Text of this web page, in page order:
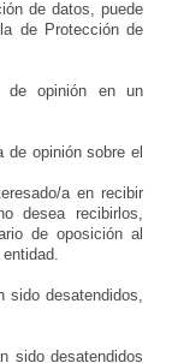
de datos, puede
de Protección de
de opinión en un
de opinión sobre el
a en recibir
desea recibirlos,
de oposición al
sido desatendidos,
sido desatendidos